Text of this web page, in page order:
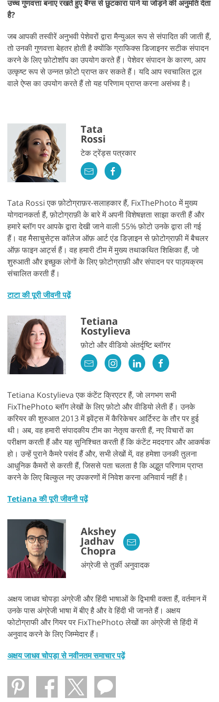
उच्च गुणवत्ता बनाए रखते हुए बैंग्स से छुटकारा पाने या जोड़ने की अनुमति देता
है?
जब आपकी तस्वीरें अनुभवी पेशेवरों द्वारा मैन्युअल रूप से संपादित की जाती हैं,
तो उनकी गुणवत्ता बेहतर होती है क्योंकि ग्राफिक्स डिजाइनर सटीक संपादन
करने के लिए फ़ोटोशॉप का उपयोग करते हैं। पेशेवर संपादन के कारण, आप
उत्कृष्ट रूप से उन्नत फ़ोटो प्राप्त कर सकते हैं। यदि आप स्वचालित टूल
वाले ऐप्स का उपयोग करते हैं तो यह परिणाम प्राप्त करना असंभव है।
Tata
Rossi
टेक ट्रेंड्स पत्रकार
Tata Rossi एक फ़ोटोग्राफ़र-सलाहकार हैं, FixThePhoto में मुख्य
योगदानकर्ता हैं, फ़ोटोग्राफ़ी के बारे में अपनी विशेषज्ञता साझा करती हैं और
हमारे ब्लॉग पर आपके द्वारा देखी जाने वाली 55% फ़ोटो उनके द्वारा ली गई
हैं। वह मैसाचुसेट्स कॉलेज ऑफ़ आर्ट एंड डिज़ाइन से फ़ोटोग्राफ़ी में बैचलर
ऑफ़ फाइन आर्ट्स हैं। वह हमारी टीम में मुख्य तथाकथित शिक्षिका हैं, जो
शुरुआती और इच्छुक लोगों के लिए फ़ोटोग्राफ़ी और संपादन पर पाठ्यक्रम
संचालित करती हैं।
टाटा की पूरी जीवनी पढ़ें
Tetiana
Kostylieva
फ़ोटो और वीडियो अंतर्दृष्टि ब्लॉगर
Tetiana Kostylieva एक कंटेंट क्रिएटर हैं, जो लगभग सभी
FixThePhoto ब्लॉग लेखों के लिए फ़ोटो और वीडियो लेती हैं। उनके
करियर की शुरुआत 2013 में इवेंट्स में कैरिकेचर आर्टिस्ट के तौर पर हुई
थी। अब, वह हमारी संपादकीय टीम का नेतृत्व करती हैं, नए विचारों का
परीक्षण करती हैं और यह सुनिश्चित करती हैं कि कंटेंट मददगार और आकर्षक
हो। उन्हें पुराने कैमरे पसंद हैं और, सभी लेखों में, वह हमेशा उनकी तुलना
आधुनिक कैमरों से करती हैं, जिससे पता चलता है कि अद्भुत परिणाम प्राप्त
करने के लिए बिल्कुल नए उपकरणों में निवेश करना अनिवार्य नहीं है।
Tetiana की पूरी जीवनी पढ़ें
Akshey
Jadhav
Chopra
अंग्रेजी से तुर्की अनुवादक
अक्षय जाधव चोपड़ा अंग्रेजी और हिंदी भाषाओं के द्विभाषी वक्ता हैं, वर्तमान में
उनके पास अंग्रेजी भाषा में बीए है और वे हिंदी भी जानते हैं। अक्षय
फोटोग्राफी और गियर पर FixThePhoto लेखों का अंग्रेजी से हिंदी में
अनुवाद करने के लिए जिम्मेदार हैं।
अक्षय जाधव चोपड़ा से नवीनतम समाचार पढ़ें